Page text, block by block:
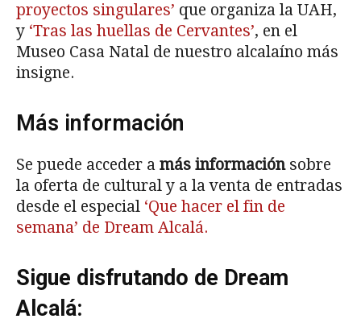
proyectos singulares’ que organiza la UAH,
y ‘Tras las huellas de Cervantes’, en el
Museo Casa Natal de nuestro alcalaíno más
insigne.
Más información
Se puede acceder a más informaciónsobre
la oferta de cultural y a la venta de entradas
desde el especial ‘Que hacer el fin de
semana’ de Dream Alcalá.
Sigue disfrutando de Dream
Alcalá: